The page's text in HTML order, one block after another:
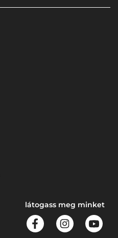
látogass meg minket